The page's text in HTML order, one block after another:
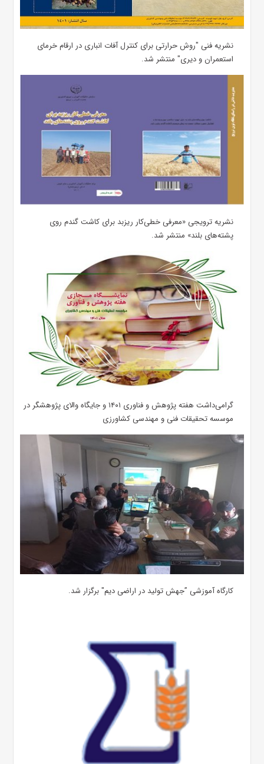
نشریه فنی "روش حرارتی برای کنترل آفات انباری در ارقام خرمای
استعمران و دیری" منتشر شد.
نشریه ترویجی «معرفی خطی‌کار ریزبد برای کاشت گندم روی
پشته‌های بلند» منتشر شد.
گرامی‌داشت هفته پژوهش و فناوری ۱۴۰۱ و جایگاه والای پژوهشگر در
موسسه تحقیقات فنی و مهندسی کشاورزی
کارگاه آموزشی ”جهش تولید در اراضی دیم" برگزار شد.